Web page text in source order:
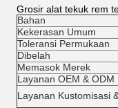
Grosir alat tekuk rem
Bahan
Kekerasan Umum
Toleransi Permukaan
Dibelah
Memasok Merek
Layanan OEM & ODM
Layanan Kustomisasi